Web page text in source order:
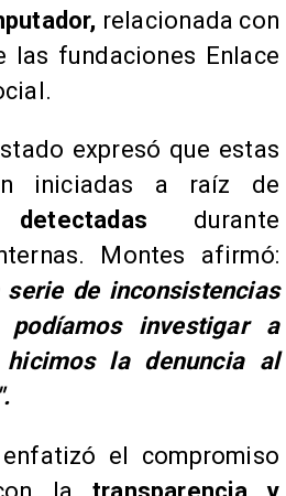
relacionada con
las fundaciones Enlace
expresó que estas
iniciadas a raíz de
durante
Montes afirmó:
serie de inconsistencias
investigar a
la denuncia al
el compromiso